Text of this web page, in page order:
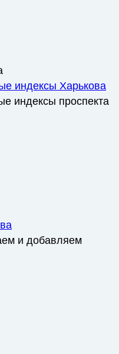
индексы Харькова
индексы проспекта
и добавляем